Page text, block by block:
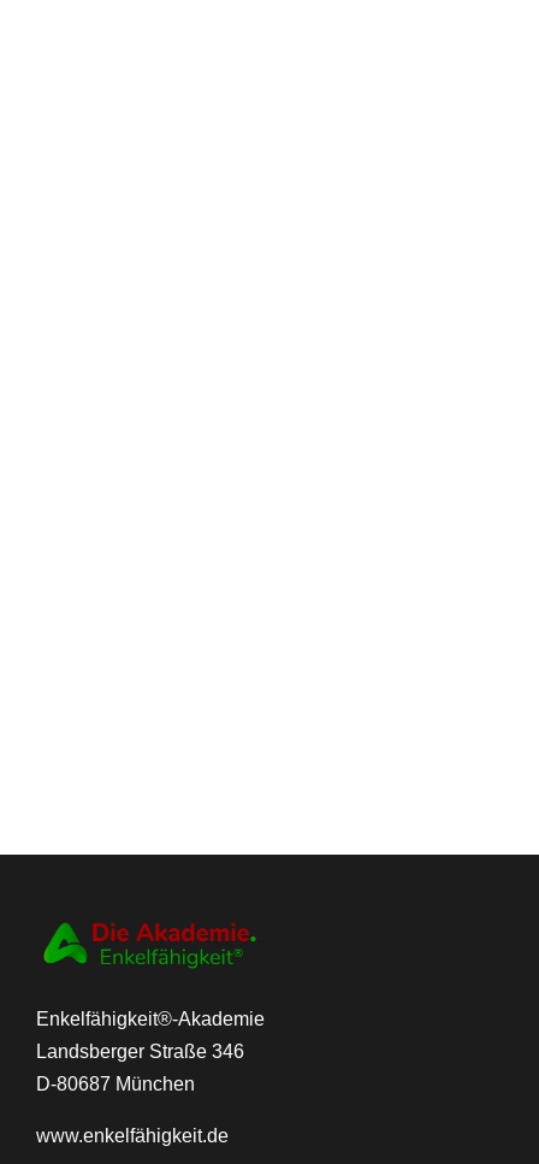
Enkelfähigkeit®-Akademie
Landsberger Straße 346
D-80687 München
www.enkelfähigkeit.de